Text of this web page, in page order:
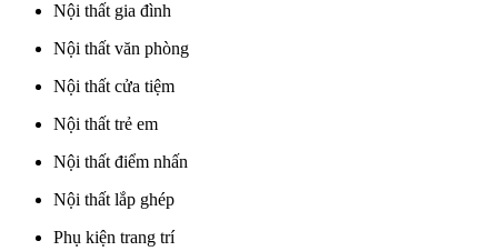
Nội thất gia đình
Nội thất văn phòng
Nội thất cửa tiệm
Nội thất trẻ em
Nội thất điểm nhấn
Nội thất lắp ghép
Phụ kiện trang trí